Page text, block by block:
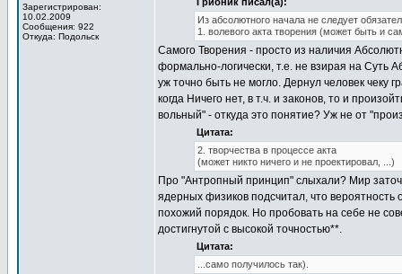
Зарегистрирован:
10.02.2009
Сообщения: 922
Откуда: Подольск
Из абсолютного начала не следует
1. волевого акта творения (может быть и
Самого Творения - просто из наличия
формально-логически, т.е. не взирая на Суть
уж точно быть не могло. Дернул человек
когда Ничего нет, в т.ч. и законов, то и
вольный" - откуда это понятие? Уж не от
Цитата:
2. творчества в процессе акта
(может никто ничего и не проектировал, ...)
Про "Антропный принцип" слыхали? Мир
ядерных физиков подсчитал, что вероятность
похожий порядок. Но пробовать на себе не
достигнутой с высокой точностью**.
Цитата:
...само получилось так).